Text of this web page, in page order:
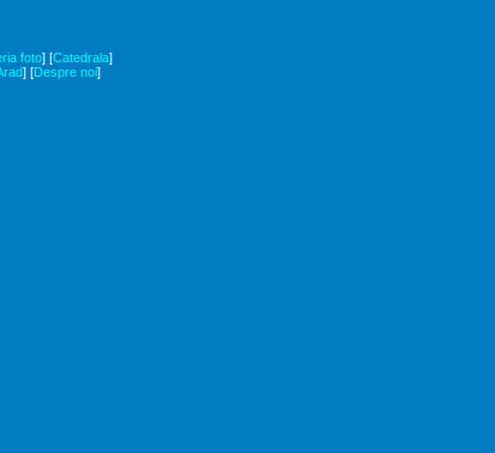
foto] [Catedrala]
] [Despre noi]